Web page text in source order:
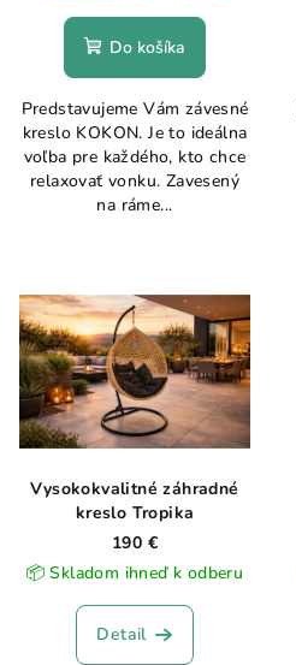
Do košíka
Predstavujeme Vám závesné
kreslo KOKON. Je to ideálna
voľba pre každého, kto chce
relaxovať vonku. Zavesený
na ráme...
Vysokokvalitné záhradné
kreslo Tropika
190 €
📦 Skladom ihneď k odberu
Detail